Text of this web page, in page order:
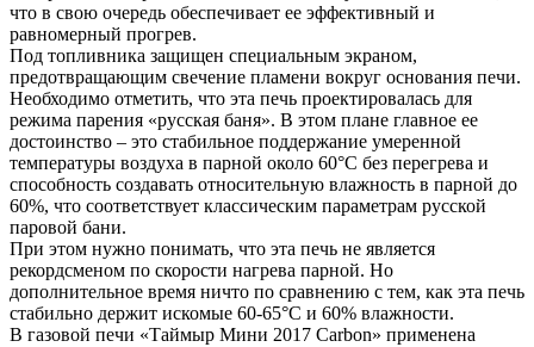
что в свою очередь обеспечивает ее эффективный и
равномерный прогрев.
Под топливника защищен специальным экраном,
предотвращающим свечение пламени вокруг основания печи.
Необходимо отметить, что эта печь проектировалась для
режима парения «русская баня». В этом плане главное ее
достоинство – это стабильное поддержание умеренной
температуры воздуха в парной около 60°C без перегрева и
способность создавать относительную влажность в парной до
60%, что соответствует классическим параметрам русской
паровой бани.
При этом нужно понимать, что эта печь не является
рекордсменом по скорости нагрева парной. Но
дополнительное время ничто по сравнению с тем, как эта печь
стабильно держит искомые 60-65°C и 60% влажности.
В газовой печи «Таймыр Мини 2017 Carbon» применена